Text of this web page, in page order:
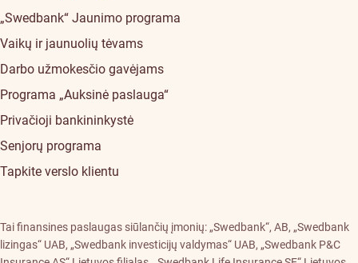
„Swedbank“ Jaunimo programa
Vaikų ir jaunuolių tėvams
Darbo užmokesčio gavėjams
Programa „Auksinė paslauga“
Privačioji bankininkystė
Senjorų programa
Tapkite verslo klientu
Tai finansines paslaugas siūlančių įmonių: „Swedbank“, AB, „Swedbank
lizingas“ UAB, „Swedbank investicijų valdymas“ UAB, „Swedbank P&C